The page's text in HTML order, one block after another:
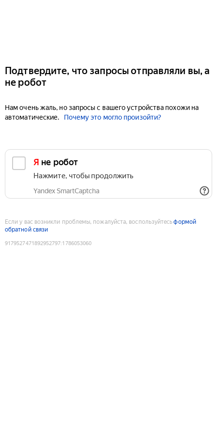
Подтвердите, что запросы отправляли вы, а
не робот
Нам очень жаль, но запросы с вашего устройства похожи на
автоматические.
Почему это могло произойти?
Я не робот
Нажмите, чтобы продолжить
Yandex SmartCaptcha
Если у вас возникли проблемы, пожалуйста, воспользуйтесьформой
обратной связи
9179527471892952797:1786053060